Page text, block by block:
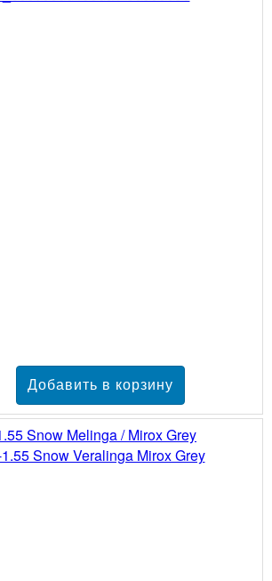
Snow Melinga / Mirox Grey